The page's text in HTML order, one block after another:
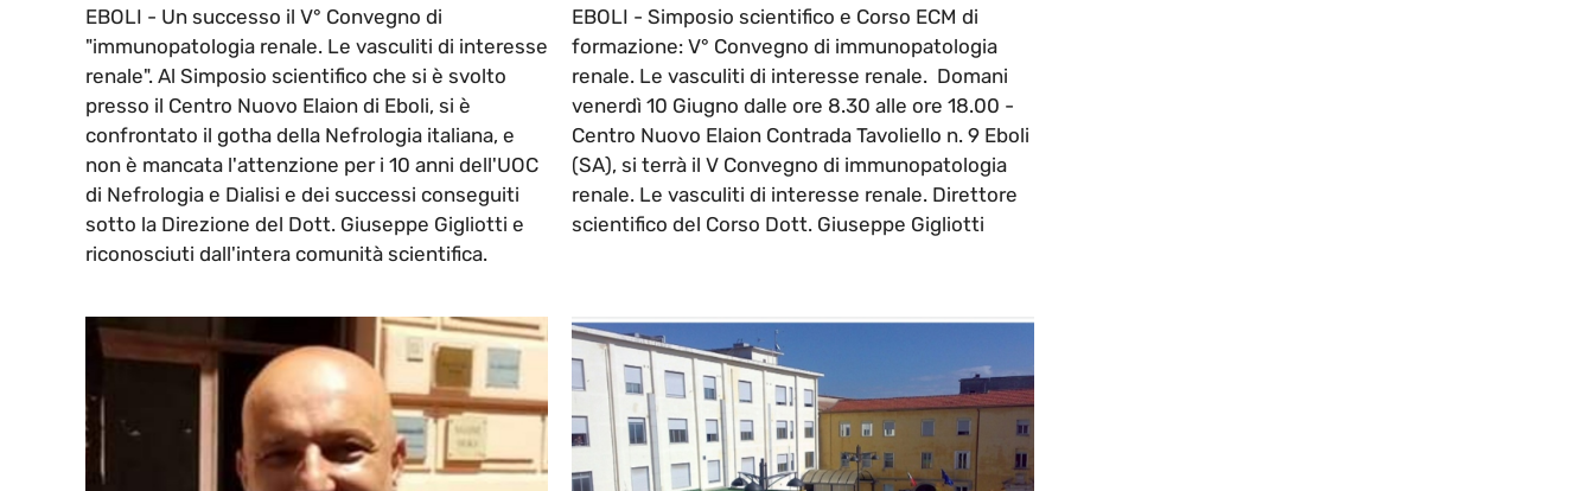
EBOLI - Un successo il V° Convegno di
"immunopatologia renale. Le vasculiti di interesse
renale". Al Simposio scientifico che si è svolto
presso il Centro Nuovo Elaion di Eboli, si è
confrontato il gotha della Nefrologia italiana, e
non è mancata l'attenzione per i 10 anni dell'UOC
di Nefrologia e Dialisi e dei successi conseguiti
sotto la Direzione del Dott. Giuseppe Gigliotti e
riconosciuti dall'intera comunità scientifica.
EBOLI - Simposio scientifico e Corso ECM di
formazione: V° Convegno di immunopatologia
renale. Le vasculiti di interesse renale. Domani
venerdì 10 Giugno dalle ore 8.30 alle ore 18.00 -
Centro Nuovo Elaion Contrada Tavoliello n. 9 Eboli
(SA), si terrà il V Convegno di immunopatologia
renale. Le vasculiti di interesse renale. Direttore
scientifico del Corso Dott. Giuseppe Gigliotti